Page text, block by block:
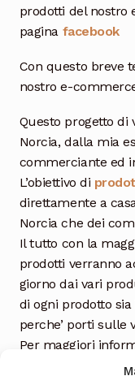
prodotti del nostro
pagina facebook
Con questo breve
nostro e-
Questo progetto di
Norcia, dalla mia
commerciante ed
L’obiettivo di
direttamente a
Norcia che dei
Il tutto con la
prodotti verranno
giorno dai vari
di ogni prodotto
perche’ porti
Per maggiori